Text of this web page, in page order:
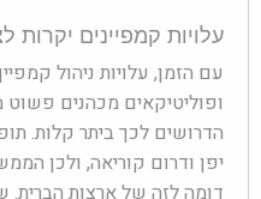
עלויות קמפיינים יקרות
עם הזמן, עלויות ניהול
ופוליטיקאים מכהנים פשוט
הדרושים לכך ביתר קלות.
יפן ודרום קוריאה, ולכן
דומה לזה של ארצות הברית.